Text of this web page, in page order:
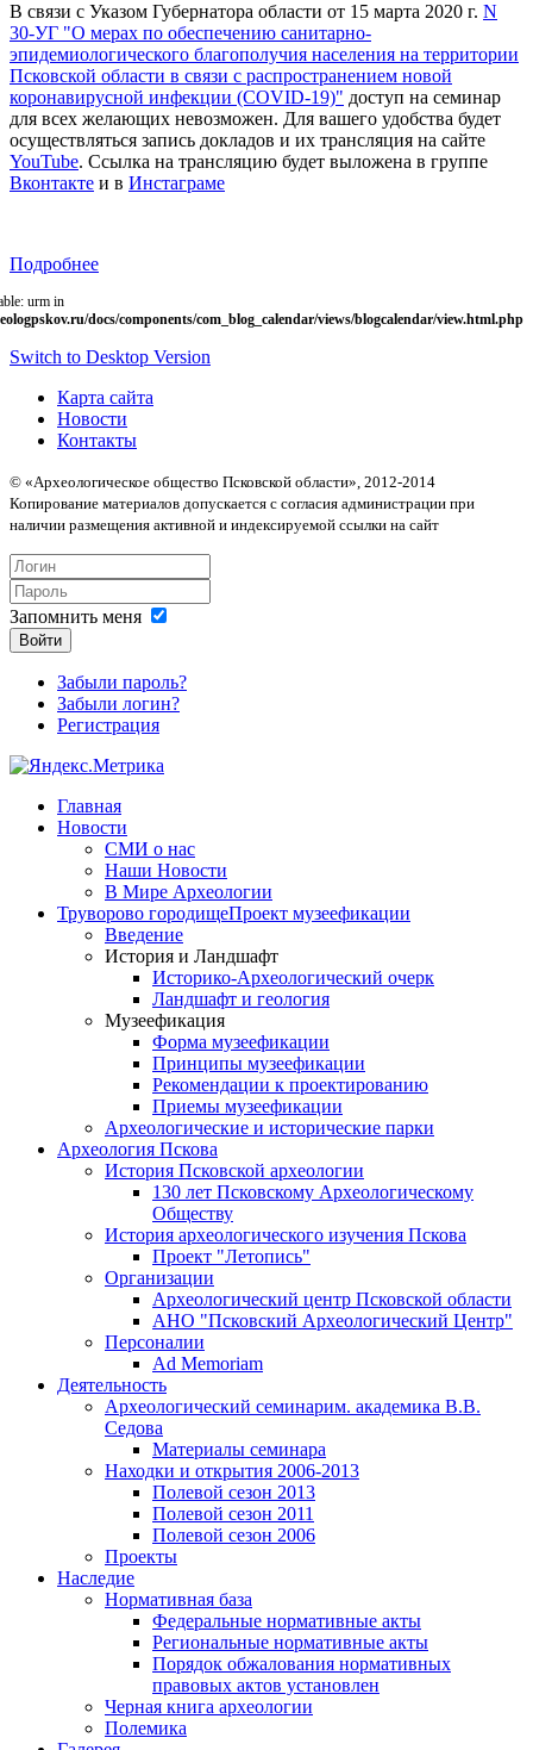
В связи с Указом Губернатора области от 15 марта 2020 г. N
30-УГ "О мерах по обеспечению санитарно-
эпидемиологического благополучия населения на территории
Псковской области в связи с распространением новой
коронавирусной инфекции (COVID-19)" доступ на семинар
для всех желающих невозможен. Для вашего удобства будет
осуществляться запись докладов и их трансляция на сайте
YouTube. Ссылка на трансляцию будет выложена в группе
Вконтакте и в Инстаграме
Подробнее
urm in
docs/components/com_blog_calendar/views/blogcalendar/view.html.php
Switch to Desktop Version
Карта сайта
Новости
Контакты
© «Археологическое общество Псковской области», 2012-2014
Копирование материалов допускается с согласия администрации при
наличии размещения активной и индексируемой ссылки на сайт
Запомнить меня
Войти
Забыли пароль?
Забыли логин?
Регистрация
Главная
Новости
СМИ о нас
Наши Новости
В Мире Археологии
Труворово городищеПроект музеефикации
Введение
История и Ландшафт
Историко-Археологический очерк
Ландшафт и геология
Музеефикация
Форма музеефикации
Принципы музеефикации
Рекомендации к проектированию
Приемы музеефикации
Археологические и исторические парки
Археология Пскова
История Псковской археологии
130 лет Псковскому Археологическому
Обществу
История археологического изучения Пскова
Проект "Летопись"
Организации
Археологический центр Псковской области
АНО "Псковский Археологический Центр"
Персоналии
Ad Memoriam
Деятельность
Археологический семинарим. академика В.В.
Седова
Материалы семинара
Находки и открытия 2006-2013
Полевой сезон 2013
Полевой сезон 2011
Полевой сезон 2006
Проекты
Наследие
Нормативная база
Федеральные нормативные акты
Региональные нормативные акты
Порядок обжалования нормативных
правовых актов установлен
Черная книга археологии
Полемика